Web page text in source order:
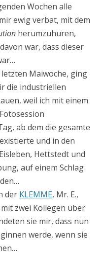
Wochen alle
ewig verbat, mit dem
herumzuhuren,
war, dass dieser
Maiwoche, ging
die industriellen
weil ich mit einem
ab dem die gesamte
und in den
Hettstedt und
auf einem Schlag
der KLEMME, Mr. E.,
zwei Kolle­gen über
sie mir, dass nun
werde, wenn sie